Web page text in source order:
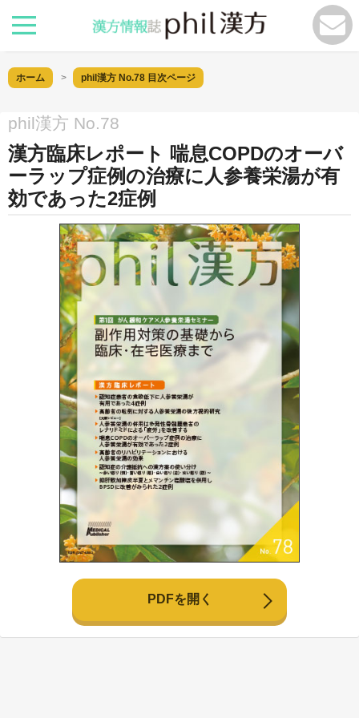
ホーム phil漢方 No.78 目次ページ
phil漢方 No.78
漢方臨床レポート 喘息COPDのオーバ
ーラップ症例の治療に人参養栄湯が有
効であった2症例
PDFを開く